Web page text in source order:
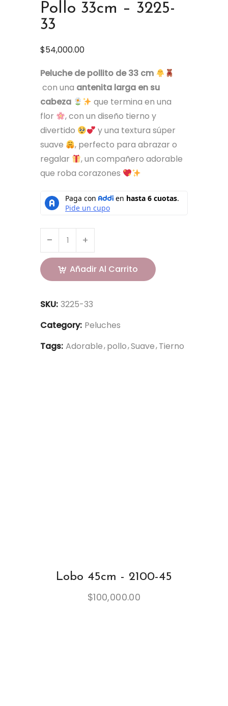
Pollo 33cm – 3225-
33
$54,000.00
Peluche de pollito de 33 cm
con una antenita larga en su
cabeza
que termina en una
flor
, con un diseño tierno y
divertido
y una textura súper
suave
, perfecto para abrazar o
regalar
, un compañero adorable
que roba corazones
Añadir Al Carrito
SKU: 3225-33
Category: Peluches
Tags: Adorable pollo Suave Tierno
Lobo 45cm - 2100-45
$100,000.00